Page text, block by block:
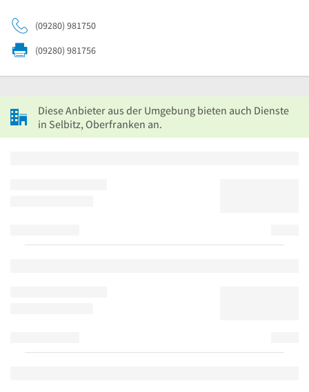
(09280) 981750
(09280) 981756
Diese Anbieter aus der Umgebung bieten auch Dienste
in Selbitz, Oberfranken an.